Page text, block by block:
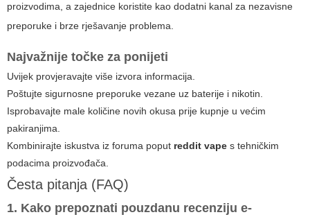
proizvodima, a zajednice koristite kao dodatni kanal za nezavisne
preporuke i brze rješavanje problema.
Najvažnije točke za ponijeti
Uvijek provjeravajte više izvora informacija.
Poštujte sigurnosne preporuke vezane uz baterije i nikotin.
Isprobavajte male količine novih okusa prije kupnje u većim
pakiranjima.
Kombinirajte iskustva iz foruma poput reddit vape s tehničkim
podacima proizvođača.
Česta pitanja (FAQ)
1. Kako prepoznati pouzdanu recenziju e-